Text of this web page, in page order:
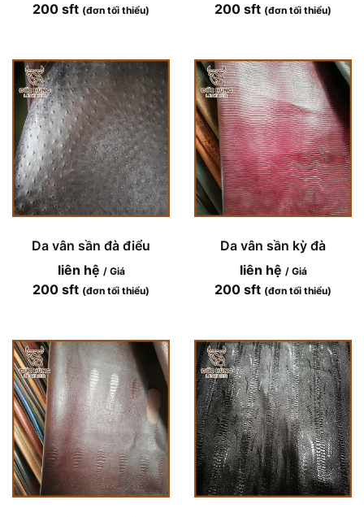
200 sft (đơn tối thiểu) 200 sft (đơn tối thiểu)
Da vân sần đà điểu
liên hệ / Giá
200 sft (đơn tối thiểu)
Da vân sần kỳ đà
liên hệ / Giá
200 sft (đơn tối thiểu)